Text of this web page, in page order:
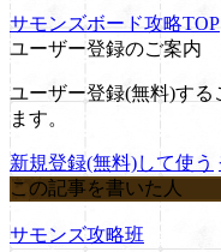
サモンズボード攻略TOP
ユーザー登録のご案内
ユーザー登録(無料)する
ます。
新規登録(無料)して使う
この記事を書いた人
サモンズ攻略班